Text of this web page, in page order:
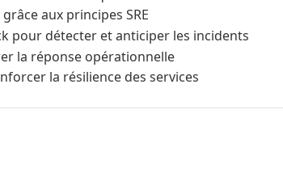
aux principes SRE
pour détecter et anticiper les incidents
la réponse opérationnelle
la résilience des services